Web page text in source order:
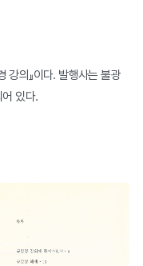
강의』이다. 발행사는 불광
있다.